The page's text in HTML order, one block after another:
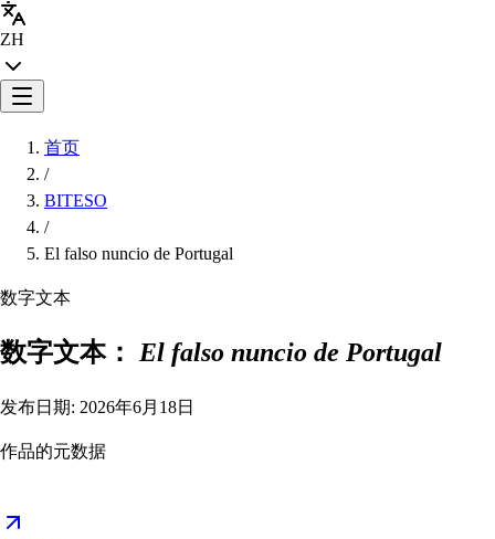
ZH
首页
/
BITESO
/
El falso nuncio de Portugal
数字文本
数字文本： El falso nuncio de Portugal
发布日期: 2026年6月18日
作品的元数据